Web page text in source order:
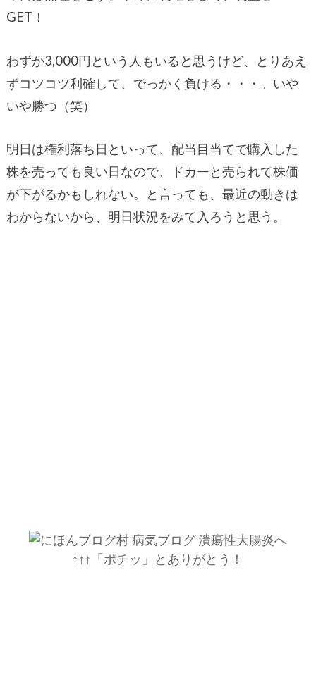
GET！
わずか3,000円という人もいると思うけど、とりあえ
ずコツコツ利確して、でっかく負ける・・・。いや
いや勝つ（笑）
明日は権利落ち日といって、配当目当てで購入した
株を売っても良い日なので、ドカーと売られて株価
が下がるかもしれない。と言っても、最近の動きは
わからないから、明日状況をみて入ろうと思う。
↑↑↑「ポチッ」とありがとう！